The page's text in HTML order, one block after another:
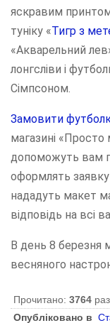
яскравим
туніку «Тигр з
«Акварельний
лонгсліви і
Сімпсоном.
Замовити
магазині
допоможуть вам
оформлять заявку
нададуть макет
відповідь на всі
В день 8 березня
весняного
Прочитано: 3764
Опубліковано в